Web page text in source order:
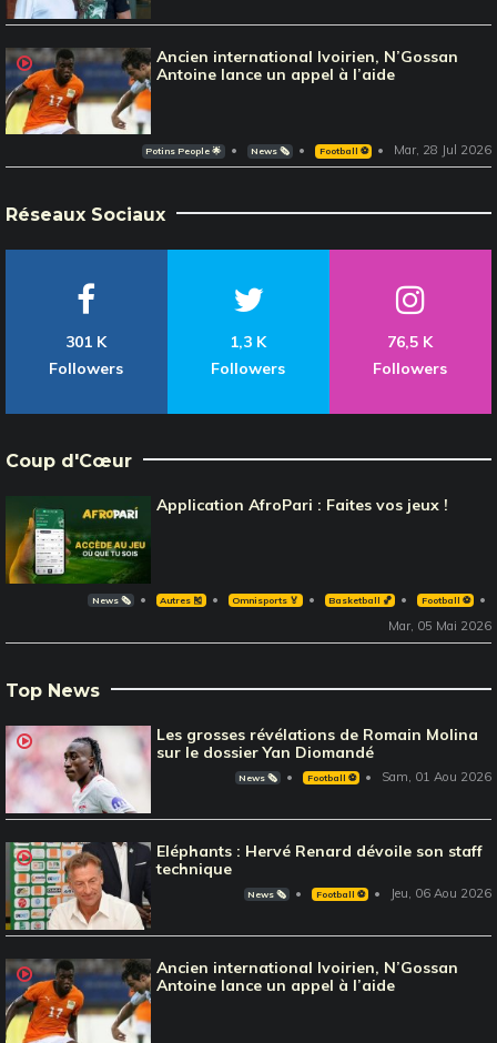
Ancien international Ivoirien, N’Gossan
Antoine lance un appel à l’aide
Potins People 🌟 News 🗞️ Football ⚽️ Mar, 28 Jul 2026
Réseaux Sociaux
301 K
Followers
1,3 K
Followers
76,5 K
Followers
Coup d'Cœur
Application AfroPari : Faites vos jeux !
News 🗞️ Autres 🎽 Omnisports 🏅 Basketball 🏀 Football ⚽️
Mar, 05 Mai 2026
Top News
Les grosses révélations de Romain Molina
sur le dossier Yan Diomandé
News 🗞️ Football ⚽️ Sam, 01 Aou 2026
Eléphants : Hervé Renard dévoile son staff
technique
News 🗞️ Football ⚽️ Jeu, 06 Aou 2026
Ancien international Ivoirien, N’Gossan
Antoine lance un appel à l’aide